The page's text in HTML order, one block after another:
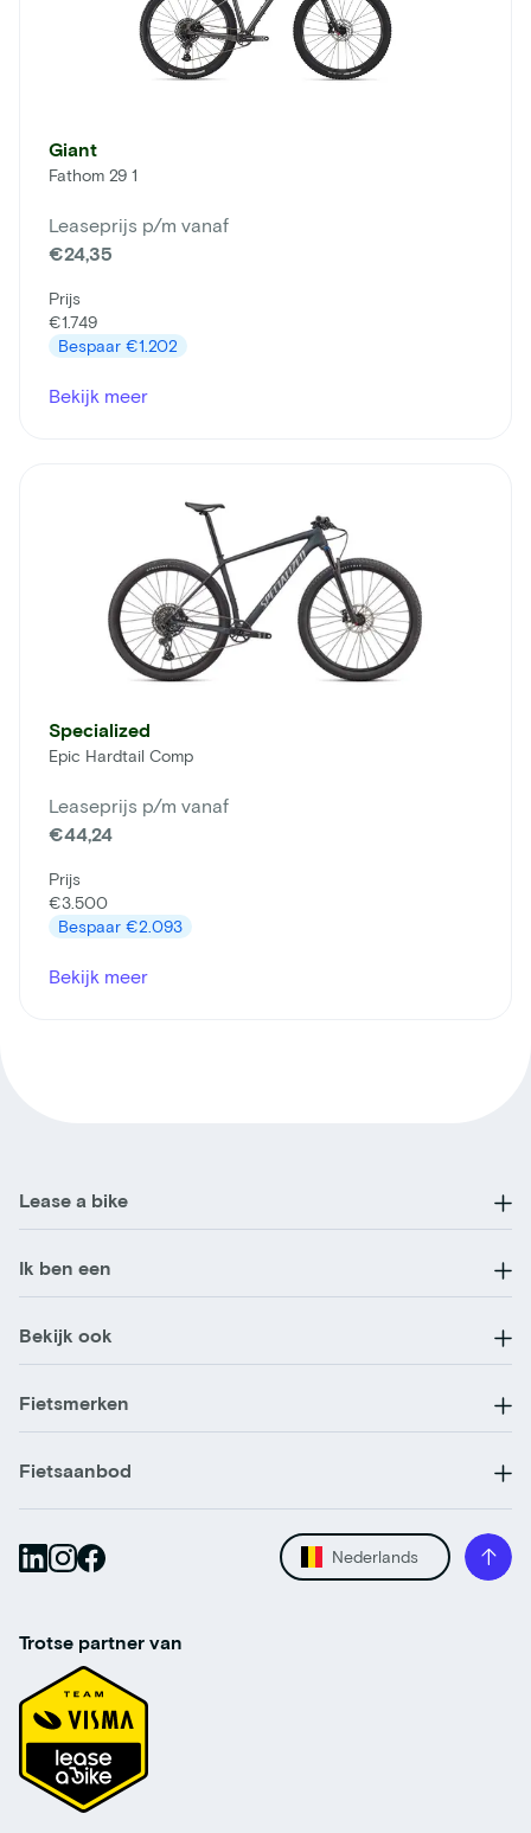
Giant
Fathom 29 1
Leaseprijs p/m vanaf
€24,35
Prijs
€1.749
Bespaar €1.202
Bekijk meer
Specialized
Epic Hardtail Comp
Leaseprijs p/m vanaf
€44,24
Prijs
€3.500
Bespaar €2.093
Bekijk meer
Lease a bike
Ik ben een
Bekijk ook
Fietsmerken
Fietsaanbod
Nederlands
Trotse partner van